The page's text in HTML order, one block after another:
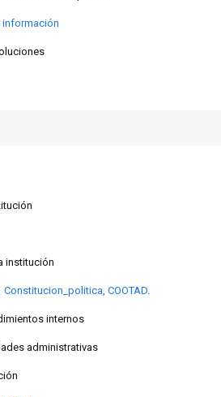
información
institución
Constitucion_politica, COOTAD.
internos
administrativas